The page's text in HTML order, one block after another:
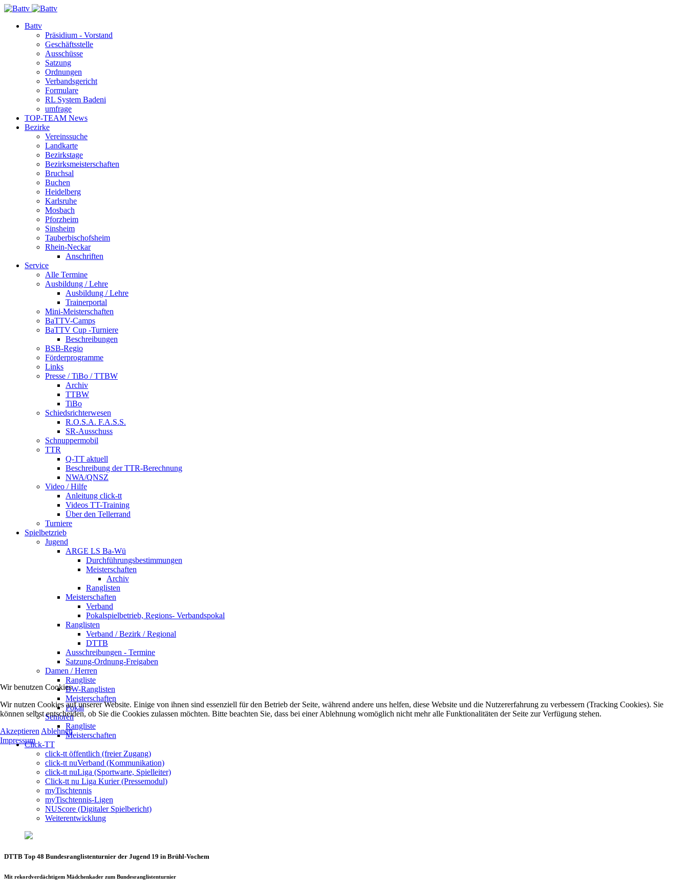
Battv
Präsidium - Vorstand
Geschäftsstelle
Ausschüsse
Satzung
Ordnungen
Verbandsgericht
Formulare
RL System Badeni
umfrage
TOP-TEAM News
Bezirke
Vereinssuche
Landkarte
Bezirkstage
Bezirksmeisterschaften
Bruchsal
Buchen
Heidelberg
Karlsruhe
Mosbach
Pforzheim
Sinsheim
Tauberbischofsheim
Rhein-Neckar
Anschriften
Service
Alle Termine
Ausbildung / Lehre
Ausbildung / Lehre
Trainerportal
Mini-Meisterschaften
BaTTV-Camps
BaTTV Cup -Turniere
Beschreibungen
BSB-Regio
Förderprogramme
Links
Presse / TiBo / TTBW
Archiv
TTBW
TiBo
Schiedsrichterwesen
R.O.S.A. F.A.S.S.
SR-Ausschuss
Schnuppermobil
TTR
Q-TT aktuell
Beschreibung der TTR-Berechnung
NWA/QNSZ
Video / Hilfe
Anleitung click-tt
Videos TT-Training
Über den Tellerrand
Turniere
Spielbetzrieb
Jugend
ARGE LS Ba-Wü
Durchführungsbestimmungen
Meisterschaften
Archiv
Ranglisten
Meisterschaften
Verband
Pokalspielbetrieb, Regions- Verbandspokal
Ranglisten
Verband / Bezirk / Regional
DTTB
Ausschreibungen - Termine
Satzung-Ordnung-Freigaben
Damen / Herren
Rangliste
BW-Ranglisten
Meisterschaften
Pokal
Senioren
Rangliste
Meisterschaften
Click-TT
click-tt öffentlich (freier Zugang)
click-tt nuVerband (Kommunikation)
click-tt nuLiga (Sportwarte, Spielleiter)
Click-tt nu Liga Kurier (Pressemodul)
myTischtennis
myTischtennis-Ligen
NUScore (Digitaler Spielbericht)
Weiterentwicklung
DTTB Top 48 Bundesranglistenturnier der Jugend 19 in Brühl-Vochem
Mit rekordverdächtigem Mädchenkader zum Bundesranglistenturnier
Wir benutzen Cookies
Wir nutzen Cookies auf unserer Website. Einige von ihnen sind essenziell für den Betrieb der Seite, während andere uns helfen, diese Website und die Nutzererfahrung zu verbessern (Tracking Cookies). Sie
können selbst entscheiden, ob Sie die Cookies zulassen möchten. Bitte beachten Sie, dass bei einer Ablehnung womöglich nicht mehr alle Funktionalitäten der Seite zur Verfügung stehen.
Akzeptieren Ablehnen
Impressum